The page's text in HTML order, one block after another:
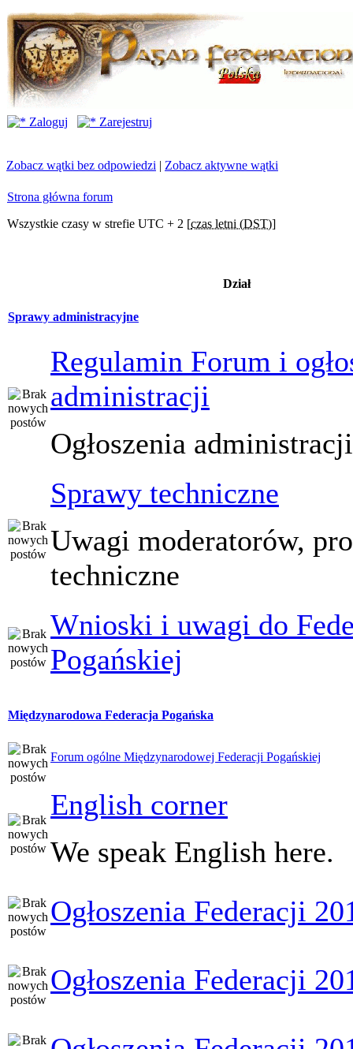
Zaloguj Zarejestruj
Zobacz wątki bez odpowiedzi | Zobacz aktywne wątki
Strona główna forum
Wszystkie czasy w strefie UTC + 2 [czas letni (DST)]
Dział
Sprawy administracyjne
Regulamin Forum i
administracji
Ogłoszenia
Sprawy techniczne
Uwagi moderatorów,
techniczne
Wnioski i uwagi do
Pogańskiej
Międzynarodowa Federacja Pogańska
Forum ogólne Międzynarodowej Federacji Pogańskiej
English corner
We speak English here.
Ogłoszenia Federacji
Ogłoszenia Federacji